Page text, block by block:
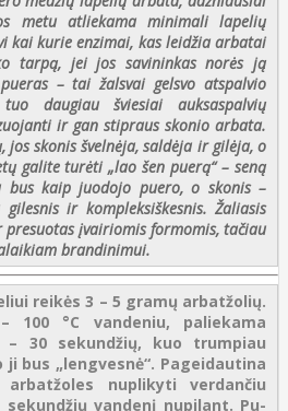
metu atliekama minimali lapelių
kai kurie enzimai, kas leidžia arbatai
tarpą, jei jos savininkas norės ją
– tai žalsvai gelsvo atspalvio
daugiau šviesiai auksaspalvių
ir gan stipraus skonio arbata.
skonis švelnėja, saldėja ir gilėja, o
galite turėti „lao šen puerą“ – seną
bus kaip juodojo puero, o skonis –
ir kompleksiškesnis. Žaliasis
įvairiomis formomis, tačiau
brandinimui.
reikės 3 – 5 gramų arbatžolių.
100 °C vandeniu, paliekama
30 sekundžių, kuo trumpiau
bus „lengvesnė“. Pageidautina
nuplikyti verdančiu
vandenį nupilant. Pu-